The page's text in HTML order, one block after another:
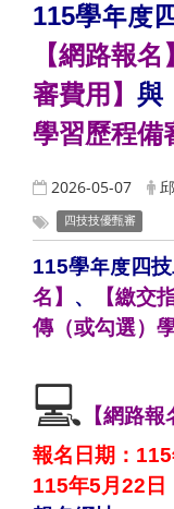
115學年度
【網路報名】
審費用】 與
學習歷程備
2026-05-07
四技技優甄審
115學年度四
名】 、 【繳交
傳（或勾選）
💻 【網路報
報名日期：
115年5月22日